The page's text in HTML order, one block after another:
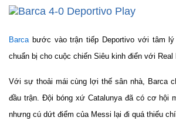
Play
Barca bước vào trận tiếp Deportivo với tâm
chuẩn bị cho cuộc chiến Siêu kinh điển với
Với sự thoải mái cùng lợi thế sân nhà, Barca
đầu trận. Đội bóng xứ Catalunya đã có cơ hội
nhưng cú dứt điểm của Messi lại đi quá thiếu